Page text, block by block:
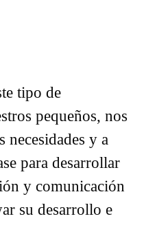
tipo de
pequeños, nos
necesidades y a
para desarrollar
y comunicación
su desarrollo e